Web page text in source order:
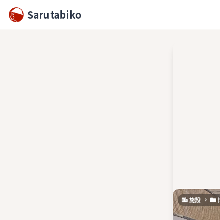
Sarutabiko
施設